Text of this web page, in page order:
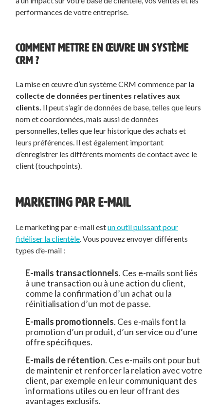
performances de votre entreprise.
COMMENT METTRE EN ŒUVRE UN SYSTÈME
CRM ?
La mise en œuvre d’un système CRM commence par la
collecte de données pertinentes relatives aux
clients. Il peut s’agir de données de base, telles que leurs
nom et coordonnées, mais aussi de données
personnelles, telles que leur historique des achats et
leurs préférences. Il est également important
d’enregistrer les différents moments de contact avec le
client (touchpoints).
MARKETING PAR E-MAIL
Le marketing par e-mail estun outil puissant pour
fidéliser la clientèle. Vous pouvez envoyer différents
types d’e-mail :
E-mails transactionnels. Ces e-mails sont liés
à une transaction ou à une action du client,
comme la confirmation d’un achat ou la
réinitialisation d’un mot de passe.
E-mails promotionnels. Ces e-mails font la
promotion d’un produit, d’un service ou d’une
offre spécifiques.
E-mails de rétention. Ces e-mails ont pour but
de maintenir et renforcer la relation avec votre
client, par exemple en leur communiquant des
informations utiles ou en leur offrant des
avantages exclusifs.